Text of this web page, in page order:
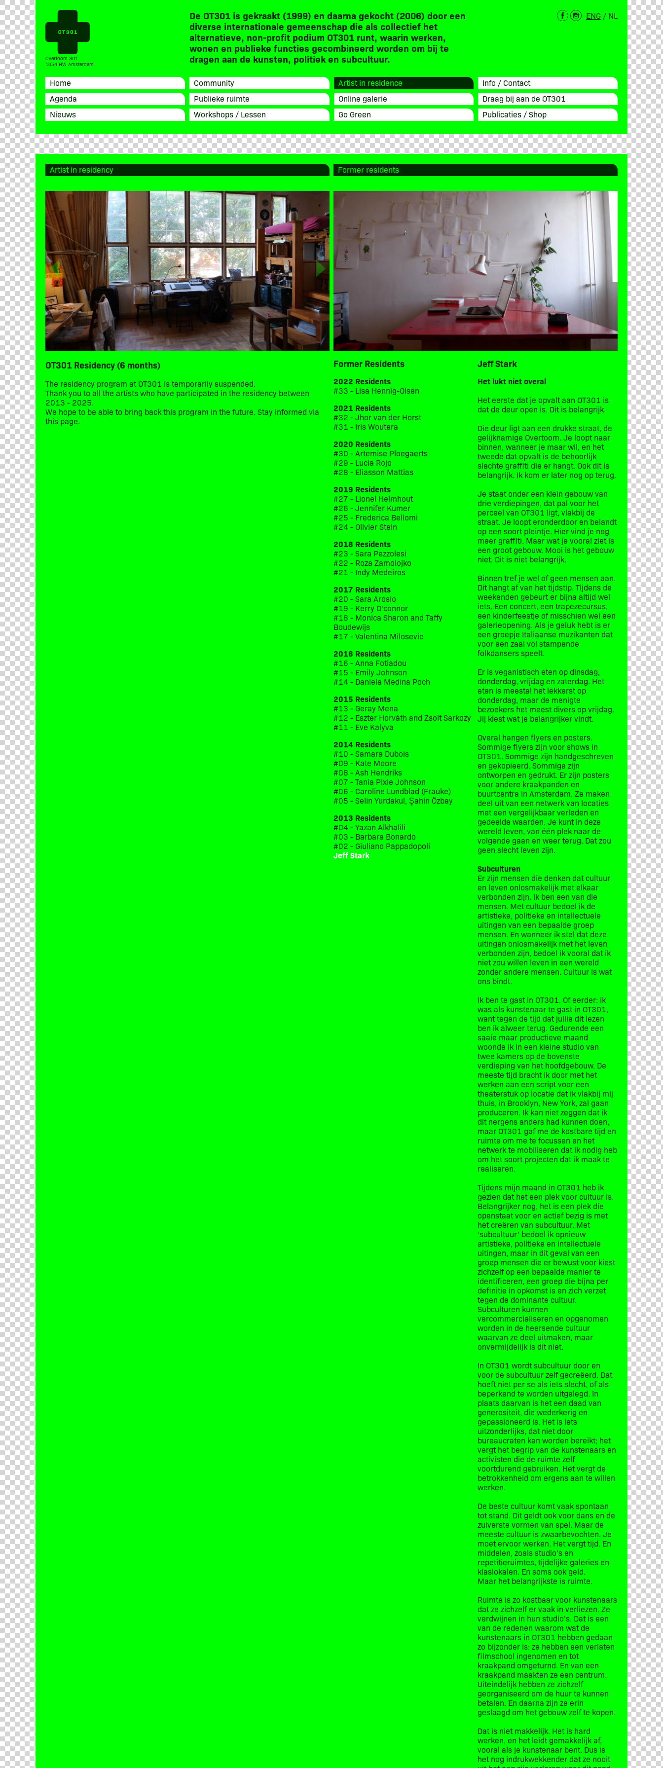
Overtoom 301
1054 HW Amsterdam
De OT301 is gekraakt (1999) en daarna gekocht (2006) door een
diverse internationale gemeenschap die als collectief het
alternatieve, non-profit podium OT301 runt, waarin werken,
wonen en publieke functies gecombineerd worden om bij te
dragen aan de kunsten, politiek en subcultuur.
ENG / NL
Home
Agenda
Nieuws
Community
Publieke ruimte
Workshops / Lessen
Artist in residence
Online galerie
Go Green
Info / Contact
Draag bij aan de OT301
Publicaties / Shop
Artist in residency
OT301 Residency (6 months)
The residency program at OT301 is temporarily suspended.
Thank you to all the artists who have participated in the residency between
2013 - 2025.
We hope to be able to bring back this program in the future. Stay informed via
this page.
Former residents
Former Residents
2022 Residents
#33 - Lisa Hennig-Olsen
2021 Residents
#32 - Jhor van der Horst
#31 - Iris Woutera
2020 Residents
#30 - Artemise Ploegaerts
#29 - Lucia Rojo
#28 - Eliasson Mattias
2019 Residents
#27 - Lionel Helmhout
#26 - Jennifer Kumer
#25 - Frederica Bellomi
#24 - Olivier Stein
2018 Residents
#23 - Sara Pezzolesi
#22 - Roza Zamolojko
#21 - Indy Medeiros
2017 Residents
#20 - Sara Arosio
#19 - Kerry O'connor
#18 - Monica Sharon and Taffy
Boudewijs
#17 - Valentina Milosevic
2016 Residents
#16 - Anna Fotiadou
#15 - Emily Johnson
#14 - Daniela Medina Poch
2015 Residents
#13 - Geray Mena
#12 - Eszter Horváth and Zsolt Sarkozy
#11 - Eve Kalyva
2014 Residents
#10 - Samara Dubois
#09 - Kate Moore
#08 - Ash Hendriks
#07 - Tania Pixie Johnson
#06 - Caroline Lundblad (Frauke)
#05 - Selin Yurdakul, Şahin Özbay
2013 Residents
#04 - Yazan Alkhalili
#03 - Barbara Bonardo
#02 - Giuliano Pappadopoli
Jeff Stark
Jeff Stark
Het lukt niet overal
Het eerste dat je opvalt aan OT301 is
dat de deur open is. Dit is belangrijk.
Die deur ligt aan een drukke straat, de
gelijknamige Overtoom. Je loopt naar
binnen, wanneer je maar wil, en het
tweede dat opvalt is de behoorlijk
slechte graffiti die er hangt. Ook dit is
belangrijk. Ik kom er later nog op terug.
Je staat onder een klein gebouw van
drie verdiepingen, dat pal voor het
perceel van OT301 ligt, vlakbij de
straat. Je loopt eronderdoor en belandt
op een soort pleintje. Hier vind je nog
meer graffiti. Maar wat je vooral ziet is
een groot gebouw. Mooi is het gebouw
niet. Dit is niet belangrijk.
Binnen tref je wel of geen mensen aan.
Dit hangt af van het tijdstip. Tijdens de
weekenden gebeurt er bijna altijd wel
iets. Een concert, een trapezecursus,
een kinderfeestje of misschien wel een
galerieopening. Als je geluk hebt is er
een groepje Italiaanse muzikanten dat
voor een zaal vol stampende
folkdansers speelt.
Er is veganistisch eten op dinsdag,
donderdag, vrijdag en zaterdag. Het
eten is meestal het lekkerst op
donderdag, maar de menigte
bezoekers het meest divers op vrijdag.
Jij kiest wat je belangrijker vindt.
Overal hangen flyers en posters.
Sommige flyers zijn voor shows in
OT301. Sommige zijn handgeschreven
en gekopieerd. Sommige zijn
ontworpen en gedrukt. Er zijn posters
voor andere kraakpanden en
buurtcentra in Amsterdam. Ze maken
deel uit van een netwerk van locaties
met een vergelijkbaar verleden en
gedeelde waarden. Je kunt in deze
wereld leven, van één plek naar de
volgende gaan en weer terug. Dat zou
geen slecht leven zijn.
Subculturen
Er zijn mensen die denken dat cultuur
en leven onlosmakelijk met elkaar
verbonden zijn. Ik ben een van die
mensen. Met cultuur bedoel ik de
artistieke, politieke en intellectuele
uitingen van een bepaalde groep
mensen. En wanneer ik stel dat deze
uitingen onlosmakelijk met het leven
verbonden zijn, bedoel ik vooral dat ik
niet zou willen leven in een wereld
zonder andere mensen. Cultuur is wat
ons bindt.
Ik ben te gast in OT301. Of eerder: ik
was als kunstenaar te gast in OT301,
want tegen de tijd dat jullie dit lezen
ben ik alweer terug. Gedurende een
saaie maar productieve maand
woonde ik in een kleine studio van
twee kamers op de bovenste
verdieping van het hoofdgebouw. De
meeste tijd bracht ik door met het
werken aan een script voor een
theaterstuk op locatie dat ik vlakbij mij
thuis, in Brooklyn, New York, zal gaan
produceren. Ik kan niet zeggen dat ik
dit nergens anders had kunnen doen,
maar OT301 gaf me de kostbare tijd en
ruimte om me te focussen en het
netwerk te mobiliseren dat ik nodig heb
om het soort projecten dat ik maak te
realiseren.
Tijdens mijn maand in OT301 heb ik
gezien dat het een plek voor cultuur is.
Belangrijker nog, het is een plek die
openstaat voor en actief bezig is met
het creëren van subcultuur. Met
‘subcultuur’ bedoel ik opnieuw
artistieke, politieke en intellectuele
uitingen, maar in dit geval van een
groep mensen die er bewust voor kiest
zichzelf op een bepaalde manier te
identificeren, een groep die bijna per
definitie in opkomst is en zich verzet
tegen de dominante cultuur.
Subculturen kunnen
vercommercialiseren en opgenomen
worden in de heersende cultuur
waarvan ze deel uitmaken, maar
onvermijdelijk is dit niet.
In OT301 wordt subcultuur door en
voor de subcultuur zelf gecreëerd. Dat
hoeft niet per se als iets slecht, of als
beperkend te worden uitgelegd. In
plaats daarvan is het een daad van
generositeit, die wederkerig en
gepassioneerd is. Het is iets
uitzonderlijks, dat niet door
bureaucraten kan worden bereikt; het
vergt het begrip van de kunstenaars en
activisten die de ruimte zelf
voortdurend gebruiken. Het vergt de
betrokkenheid om ergens aan te willen
werken.
De beste cultuur komt vaak spontaan
tot stand. Dit geldt ook voor dans en de
zuiverste vormen van spel. Maar de
meeste cultuur is zwaarbevochten. Je
moet ervoor werken. Het vergt tijd. En
middelen, zoals studio’s en
repetitieruimtes, tijdelijke galeries en
klaslokalen. En soms ook geld.
Maar het belangrijkste is ruimte.
Ruimte is zo kostbaar voor kunstenaars
dat ze zichzelf er vaak in verliezen. Ze
verdwijnen in hun studio’s. Dat is een
van de redenen waarom wat de
kunstenaars in OT301 hebben gedaan
zo bijzonder is: ze hebben een verlaten
filmschool ingenomen en tot
kraakpand omgeturnd. En van een
kraakpand maakten ze een centrum.
Uiteindelijk hebben ze zichzelf
georganiseerd om de huur te kunnen
betalen. En daarna zijn ze erin
geslaagd om het gebouw zelf te kopen.
Dat is niet makkelijk. Het is hard
werken, en het leidt gemakkelijk af,
vooral als je kunstenaar bent. Dus is
het nog indrukwekkender dat ze nooit